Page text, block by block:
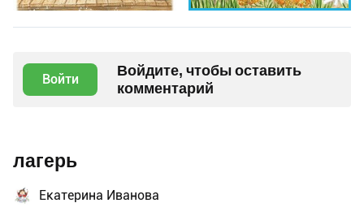
Войти
Войдите, чтобы оставить
комментарий
лагерь
Екатерина Иванова